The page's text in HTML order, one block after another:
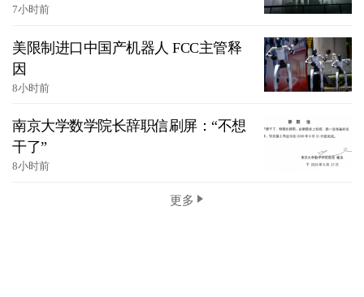
7小时前
美限制进口中国产机器人 FCC主管释
因
8小时前
南京大学数学院长辞职信刷屏：“不想
干了”
8小时前
更多